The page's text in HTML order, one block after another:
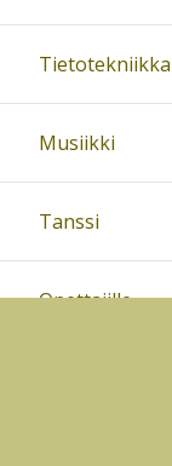
Tietotekniikka
Musiikki
Tanssi
Opettajille